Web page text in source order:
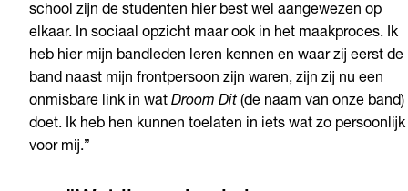
school zijn de studenten hier best wel aangewezen op
elkaar. In sociaal opzicht maar ook in het maakproces. Ik
heb hier mijn bandleden leren kennen en waar zij eerst de
band naast mijn frontpersoon zijn waren, zijn zij nu een
onmisbare link in wat Droom Dit (de naam van onze band)
doet. Ik heb hen kunnen toelaten in iets wat zo persoonlijk
voor mij.”